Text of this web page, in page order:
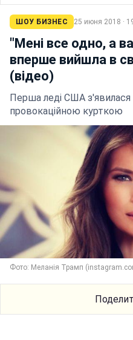
ШОУ БИЗНЕС 25 июня 2018 ·
"Мені все одно, а
вперше вийшла в
(відео)
Перша леді США з'явилася
провокаційною курткою
Фото: Меланія Трамп